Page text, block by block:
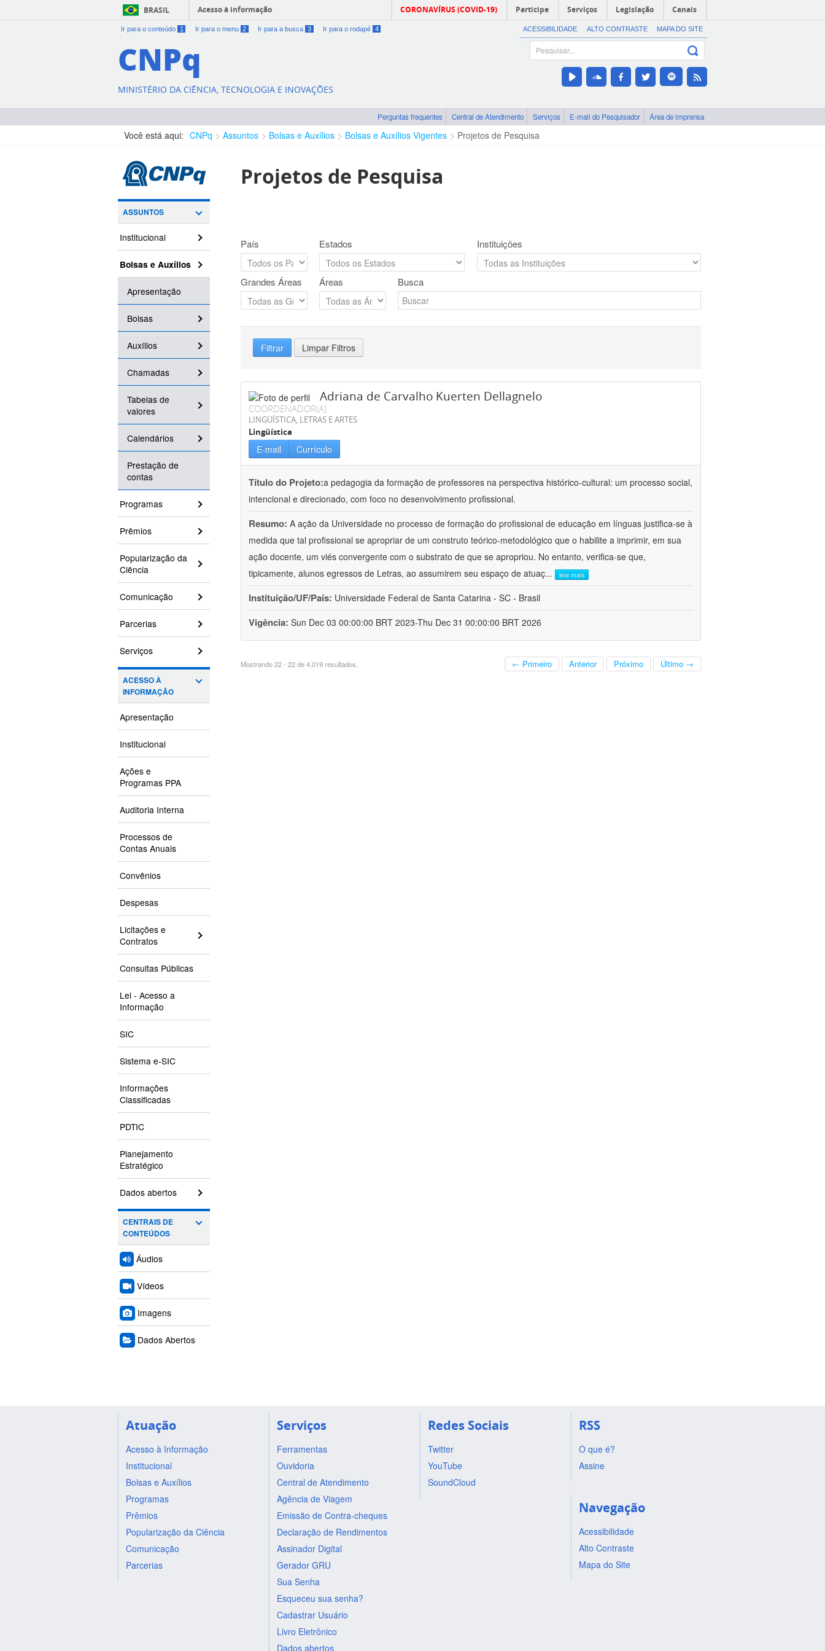
BRASIL Acesso à informação CORONAVÍRUS (COVID-19) Participe Serviços Legislação Canais
Ir para o conteúdo 1 Ir para o menu 2 Ir para a busca 3 Ir para o rodapé 4 ACESSIBILIDADE ALTO CONTRASTE MAPA DO SITE
CNPq
MINISTÉRIO DA CIÊNCIA, TECNOLOGIA E INOVAÇÕES
Perguntas frequentes Central de Atendimento Serviços E-mail do Pesquisador Área de imprensa
Você está aqui: CNPq Assuntos Bolsas e Auxílios Bolsas e Auxílios Vigentes Projetos de Pesquisa
ASSUNTOS
Institucional
Bolsas e Auxílios
Apresentação
Bolsas
Auxílios
Chamadas
Tabelas de
valores
Calendários
Prestação de
contas
Programas
Prêmios
Popularização da
Ciência
Comunicação
Parcerias
Serviços
ACESSO À
INFORMAÇÃO
Apresentação
Institucional
Ações e
Programas PPA
Auditoria Interna
Processos de
Contas Anuais
Convênios
Despesas
Licitações e
Contratos
Consultas Públicas
Lei - Acesso a
Informação
SIC
Sistema e-SIC
Informações
Classificadas
PDTIC
Planejamento
Estratégico
Dados abertos
CENTRAIS DE
CONTEÚDOS
Áudios
Vídeos
Imagens
Dados Abertos
Projetos de Pesquisa
País Estados Instituições
Grandes Áreas Áreas Busca
Filtrar Limpar Filtros
Adriana de Carvalho Kuerten Dellagnelo
COORDENADOR(A)
LINGÜÍSTICA, LETRAS E ARTES
Lingüística
E-mail Currículo
Título do Projeto:a pedagogia da formação de professores na perspectiva histórico-cultural: um processo social,
intencional e direcionado, com foco no desenvolvimento profissional.
Resumo: A ação da Universidade no processo de formação do profissional de educação em línguas justifica-se à
medida que tal profissional se apropriar de um construto teórico-metodológico que o habilite a imprimir, em sua
ação docente, um viés convergente com o substrato de que se apropriou. No entanto, verifica-se que,
tipicamente, alunos egressos de Letras, ao assumirem seu espaço de atuaç... leia mais
Instituição/UF/País: Universidade Federal de Santa Catarina - SC - Brasil
Vigência: Sun Dec 03 00:00:00 BRT 2023-Thu Dec 31 00:00:00 BRT 2026
Mostrando 22 - 22 de 4.019 resultados. ← Primeiro Anterior Próximo Último →
Atuação
Acesso à Informação
Institucional
Bolsas e Auxílios
Programas
Prêmios
Popularização da Ciência
Comunicação
Parcerias
Serviços
Ferramentas
Ouvidoria
Central de Atendimento
Agência de Viagem
Emissão de Contra-cheques
Declaração de Rendimentos
Assinador Digital
Gerador GRU
Sua Senha
Esqueceu sua senha?
Cadastrar Usuário
Livro Eletrônico
Dados abertos
Redes Sociais
Twitter
YouTube
SoundCloud
RSS
O que é?
Assine
Navegação
Acessibilidade
Alto Contraste
Mapa do Site